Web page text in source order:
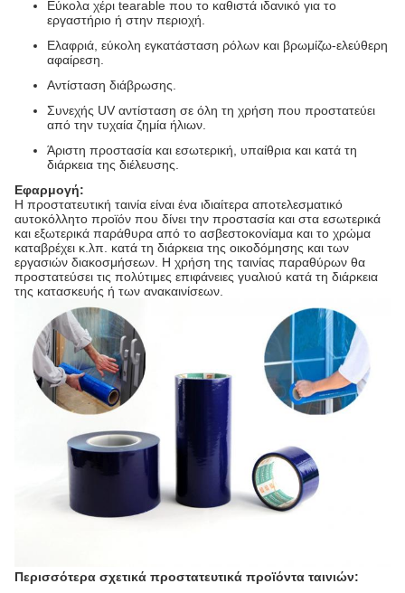
Εύκολα χέρι tearable που το καθιστά ιδανικό για το
εργαστήριο ή στην περιοχή.
Ελαφριά, εύκολη εγκατάσταση ρόλων και βρωμίζω-ελεύθερη
αφαίρεση.
Αντίσταση διάβρωσης.
Συνεχής UV αντίσταση σε όλη τη χρήση που προστατεύει
από την τυχαία ζημία ήλιων.
Άριστη προστασία και εσωτερική, υπαίθρια και κατά τη
διάρκεια της διέλευσης.
Εφαρμογή:
Η προστατευτική ταινία είναι ένα ιδιαίτερα αποτελεσματικό
αυτοκόλλητο προϊόν που δίνει την προστασία και στα εσωτερικά
και εξωτερικά παράθυρα από το ασβεστοκονίαμα και το χρώμα
καταβρέχει κ.λπ. κατά τη διάρκεια της οικοδόμησης και των
εργασιών διακοσμήσεων. Η χρήση της ταινίας παραθύρων θα
προστατεύσει τις πολύτιμες επιφάνειες γυαλιού κατά τη διάρκεια
της κατασκευής ή των ανακαινίσεων.
Περισσότερα σχετικά προστατευτικά προϊόντα ταινιών: